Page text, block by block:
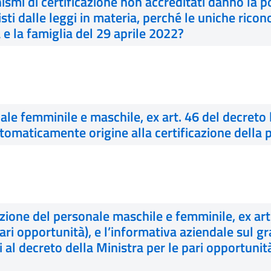
dalle leggi in materia, perché le uniche
la famiglia del 29 aprile 2022?
femminile e maschile, ex art. 46 del
origine alla certificazione della
del personale maschile e femminile, ex
opportunità), e l’informativa aziendale sul
al decreto della Ministra per le pari